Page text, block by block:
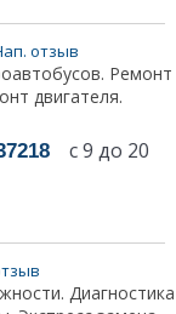
отзыв
Ремонт
двигателя.
с 9 до 20
Диагностика